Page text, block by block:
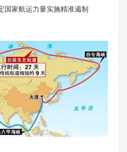
国家航运力量实施精准遏制